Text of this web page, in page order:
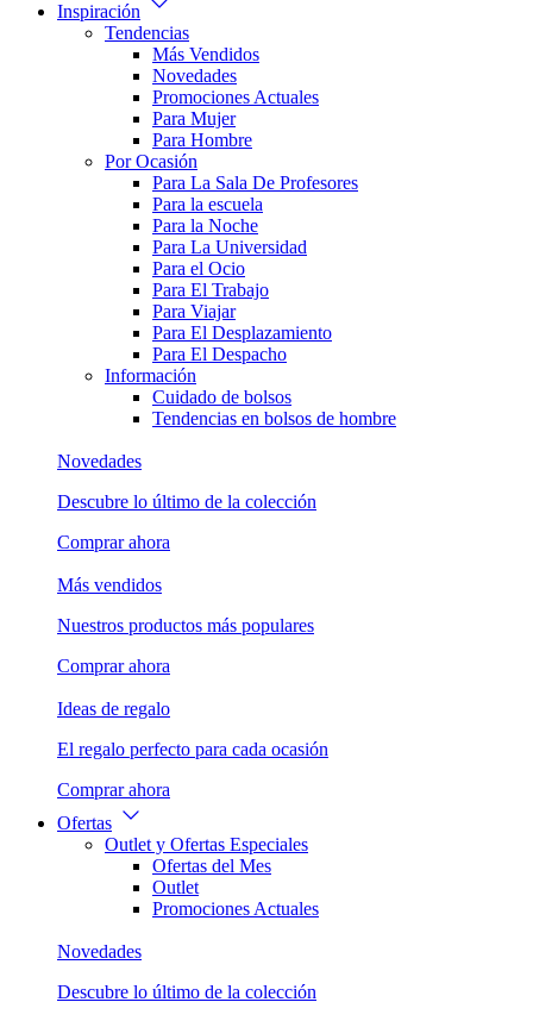
Inspiración
Tendencias
Más Vendidos
Novedades
Promociones Actuales
Para Mujer
Para Hombre
Por Ocasión
Para La Sala De Profesores
Para la escuela
Para la Noche
Para La Universidad
Para el Ocio
Para El Trabajo
Para Viajar
Para El Desplazamiento
Para El Despacho
Información
Cuidado de bolsos
Tendencias en bolsos de hombre
Novedades
Descubre lo último de la colección
Comprar ahora
Más vendidos
Nuestros productos más populares
Comprar ahora
Ideas de regalo
El regalo perfecto para cada ocasión
Comprar ahora
Ofertas
Outlet y Ofertas Especiales
Ofertas del Mes
Outlet
Promociones Actuales
Novedades
Descubre lo último de la colección